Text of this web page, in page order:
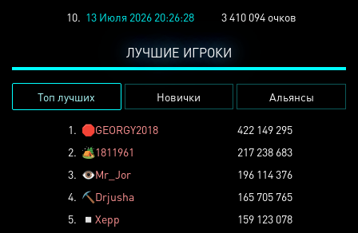
10. 13 Июля 2026 20:26:28 3 410 094 очков
ЛУЧШИЕ ИГРОКИ
Топ лучших Новички Альянсы
1. 🛑GEORGY2018
422 149 295
2. 🏕️1811961
217 238 683
3. 👁️Mr_Jor
196 114 376
4. ⛏️ Drjusha
165 705 765
5.
◽ Xepp
159 123 078